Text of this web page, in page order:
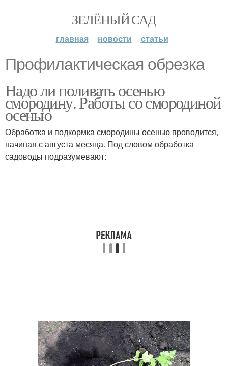
ЗЕЛЁНЫЙ САД
главная новости статьи
Профилактическая обрезка
Надо ли поливать осенью
смородину. Работы со смородиной
осенью
Обработка и подкормка смородины осенью проводится,
начиная с августа месяца. Под словом обработка
садоводы подразумевают: